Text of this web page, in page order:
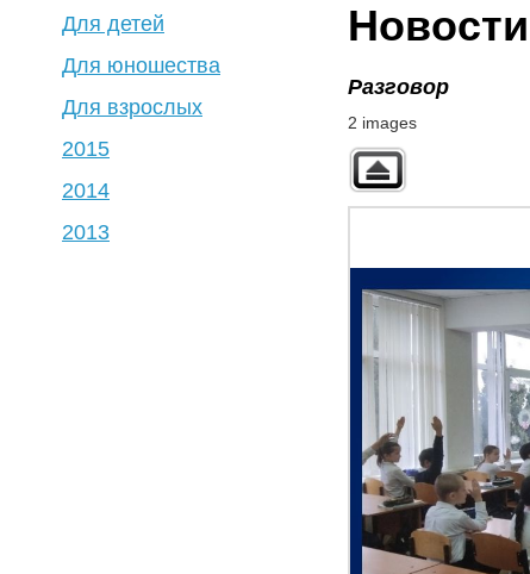
Новости
Разговор
2 images
Для детей
Для юношества
Для взрослых
2015
2014
2013